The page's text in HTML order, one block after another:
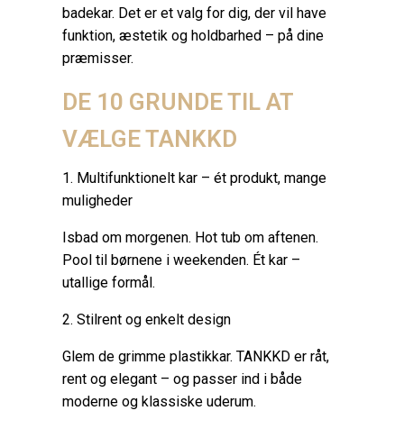
badekar. Det er et valg for dig, der vil have
funktion, æstetik og holdbarhed – på dine
præmisser.
DE 10 GRUNDE TIL AT
VÆLGE TANKKD
1. Multifunktionelt kar – ét produkt, mange
muligheder
Isbad om morgenen. Hot tub om aftenen.
Pool til børnene i weekenden. Ét kar –
utallige formål.
2. Stilrent og enkelt design
Glem de grimme plastikkar. TANKKD er råt,
rent og elegant – og passer ind i både
moderne og klassiske uderum.